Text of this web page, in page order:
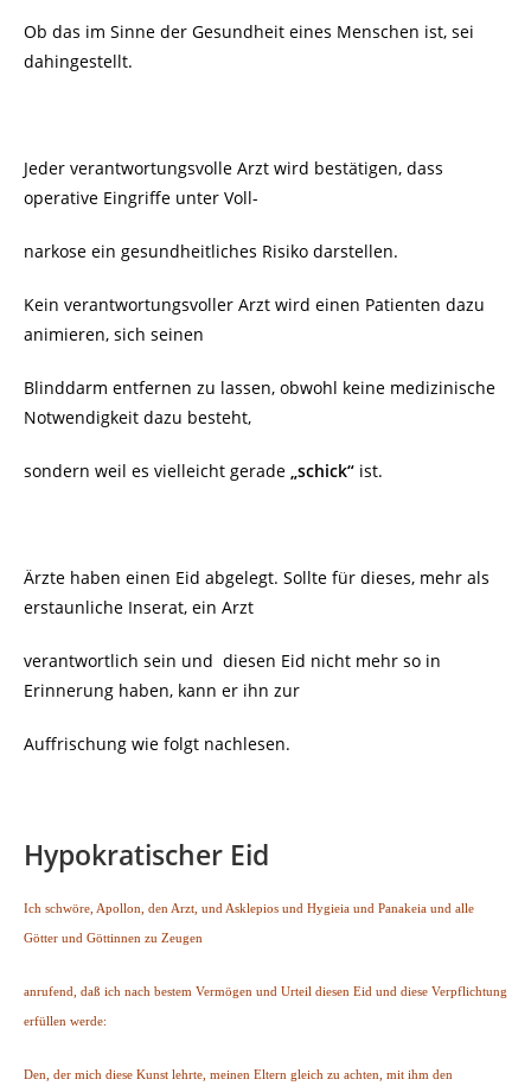
Ob das im Sinne der Gesundheit eines Menschen ist, sei
dahingestellt.
Jeder verantwortungsvolle Arzt wird bestätigen, dass
operative Eingriffe unter Voll-
narkose ein gesundheitliches Risiko darstellen.
Kein verantwortungsvoller Arzt wird einen Patienten dazu
animieren, sich seinen
Blinddarm entfernen zu lassen, obwohl keine medizinische
Notwendigkeit dazu besteht,
sondern weil es vielleicht gerade „schick“ ist.
Ärzte haben einen Eid abgelegt. Sollte für dieses, mehr als
erstaunliche Inserat, ein Arzt
verantwortlich sein und diesen Eid nicht mehr so in
Erinnerung haben, kann er ihn zur
Auffrischung wie folgt nachlesen.
Hypokratischer Eid
Ich schwöre, Apollon, den Arzt, und Asklepios und Hygieia und Panakeia und alle
Götter und Göttinnen zu Zeugen
anrufend, daß ich nach bestem Vermögen und Urteil diesen Eid und diese Verpflichtung
erfüllen werde:
Den, der mich diese Kunst lehrte, meinen Eltern gleich zu achten, mit ihm den